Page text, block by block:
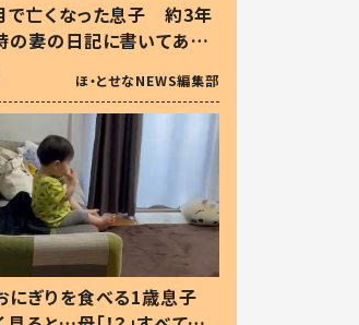
で亡くなった息子 約3年
の妻の日記に書いてあっ
ほ・とせなNEWS編集部
にぎりを食べる1歳息子